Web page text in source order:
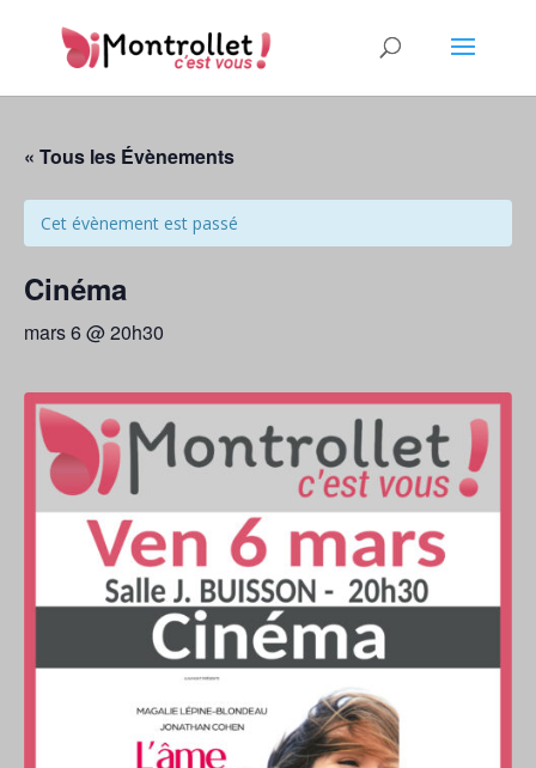
« Tous les Évènements
Cet évènement est passé
Cinéma
mars 6 @ 20h30